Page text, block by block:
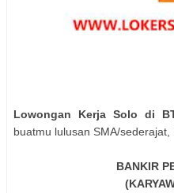
Lowongan Kerja Solo di
buatmu lulusan SMA/
BANKIR
(